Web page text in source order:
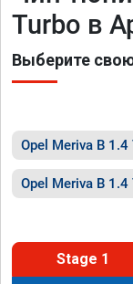
Turbo в
Выберите
Opel Meriva B
Opel Meriva B
Stage 1